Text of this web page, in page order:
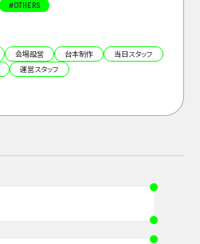
#OTHERS
会場設営 台本制作
当日スタッフ
運営スタッフ